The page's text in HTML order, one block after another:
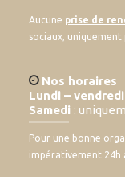
Aucune prise de
sociaux,
Nos horaires
Lundi – vendredi
Samedi :
Pour une bonne
impérativement 24h